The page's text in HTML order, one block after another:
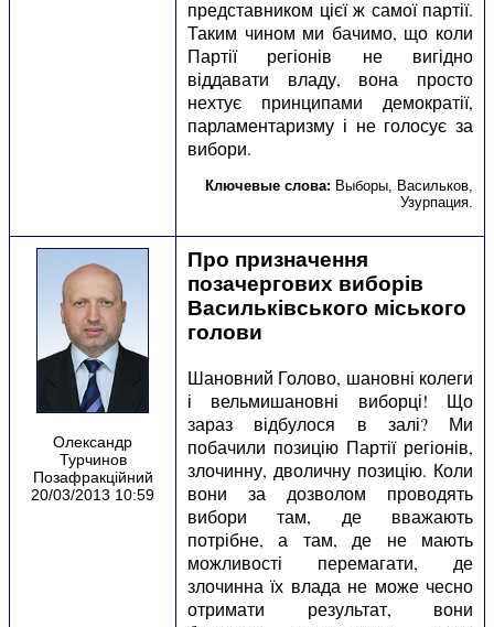
представником цієї ж самої партії.
Таким чином ми бачимо, що коли
Партії регіонів не вигідно
віддавати владу, вона просто
нехтує принципами демократії,
парламентаризму і не голосує за
вибори.
Ключевые слова: Выборы Васильков
Узурпация
Олександр
Турчинов
Позафракційний
20/03/2013 10:59
Про призначення
позачергових виборів
Васильківського міського
голови
Шановний Голово, шановні колеги
і вельмишановні виборці! Що
зараз відбулося в залі? Ми
побачили позицію Партії регіонів,
злочинну, дволичну позицію. Коли
вони за дозволом проводять
вибори там, де вважають
потрібне, а там, де не мають
можливості перемагати, де
злочинна їх влада не може чесно
отримати результат, вони